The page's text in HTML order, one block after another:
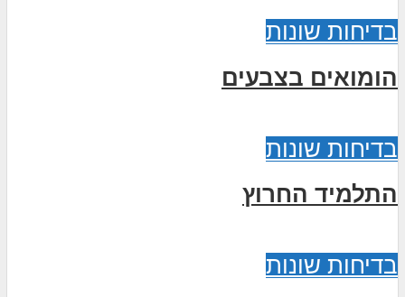
בדיחות שונות
הומואים בצבעים
בדיחות שונות
התלמיד החרוץ
בדיחות שונות